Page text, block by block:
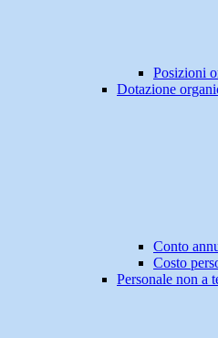
Posizioni
Dotazione
Conto
Costo
Personale non a